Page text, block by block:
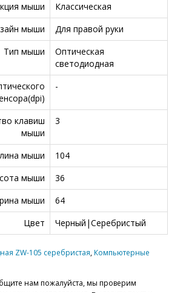
мыши
Классическая
мыши
Для правой руки
Тип мыши
Оптическая
светодиодная
-
клавиш
мыши
3
мыши
104
мыши
36
мыши
64
Цвет
Черный|Серебристый
ZW-105 серебристая,Компьютерные
нам пожалуйста, мы проверим